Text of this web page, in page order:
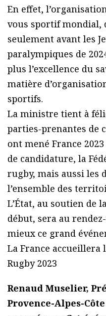
En effet,
vous sportif mondial,
seulement avant les
paralympiques de
plus l’excellence du
matière
sportifs.
La ministre tient à
parties-prenantes de
ont mené France
de candidature, la
rugby, mais aussi les
l’ensemble des
L’État, au soutien de
début, sera au
mieux ce grand
La France accueillera
Rugby 2023
Renaud Muselier,
Provence-Alpes-